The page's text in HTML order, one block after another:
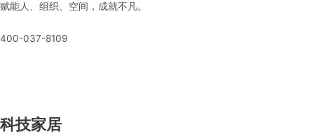
赋能人、组织、空间，成就不凡。
400-037-8109
科技家居